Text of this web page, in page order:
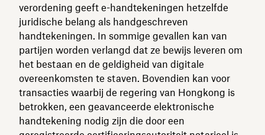
verordening geeft e-handtekeningen hetzelfde
juridische belang als handgeschreven
handtekeningen. In sommige gevallen kan van
partijen worden verlangd dat ze bewijs leveren om
het bestaan en de geldigheid van digitale
overeenkomsten te staven. Bovendien kan voor
transacties waarbij de regering van Hongkong is
betrokken, een geavanceerde elektronische
handtekening nodig zijn die door een